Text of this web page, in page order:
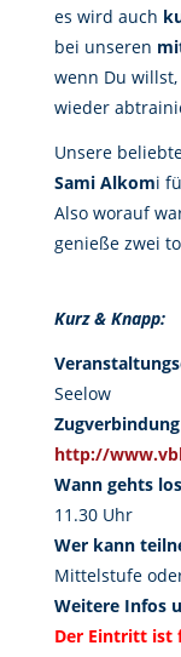
es wird auch
bei unseren
wenn Du
wieder
Unsere
Sami Alkomi
Also worauf
genieße zwei
Kurz & Knapp:
Seelow
http://
Wann gehts
11.30 Uhr
Wer kann
Mittelstufe
Weitere Infos
Der Eintritt ist